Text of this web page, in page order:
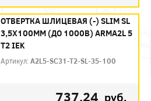
ОТВЕРТКА ШЛИЦЕВАЯ (-) SLIM SL
3,5Х100ММ (ДО 1000В) ARMA2L 5
T2 IEK
Артикул:A2L5-SC31-T2-SL-35-100
737.24 руб.